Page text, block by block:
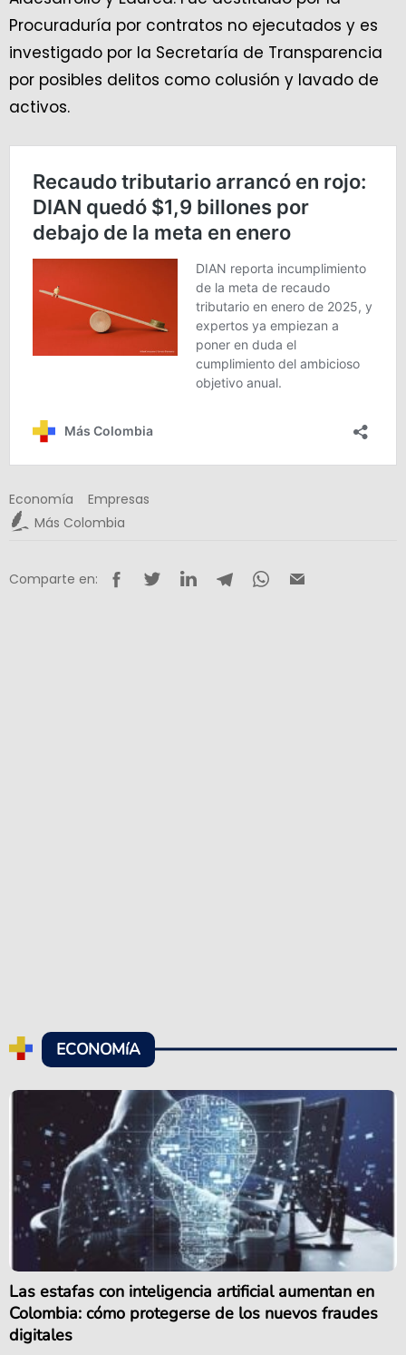
Procuraduría por contratos no ejecutados y es
investigado por la Secretaría de Transparencia
por posibles delitos como colusión y lavado de
activos.
Economía
Empresas
Más Colombia
Comparte en:
ECONOMíA
Las estafas con inteligencia artificial aumentan en
Colombia: cómo protegerse de los nuevos fraudes
digitales